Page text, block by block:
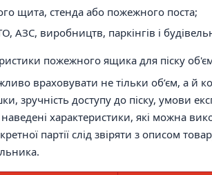
щита, стенда або пожежного поста;
АЗС, виробництв, паркінгів і
пожежного ящика для піску
враховувати не тільки об’єм, а й
зручність доступу до піску, умови
характеристики, які можна
партії слід звіряти з описом